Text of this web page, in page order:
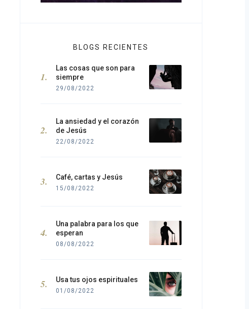
BLOGS RECIENTES
Las cosas que son para
siempre
29/08/2022
La ansiedad y el corazón
de Jesús
22/08/2022
Café, cartas y Jesús
15/08/2022
Una palabra para los que
esperan
08/08/2022
Usa tus ojos espirituales
01/08/2022